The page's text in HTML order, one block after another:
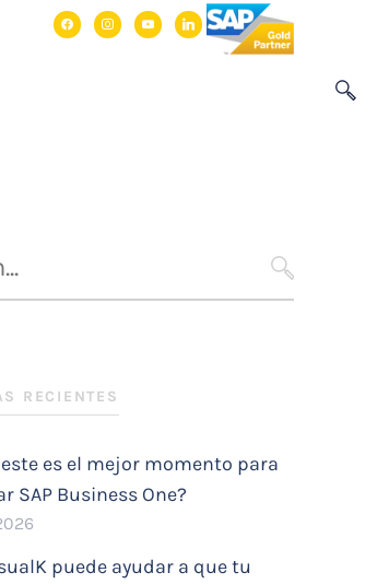
facebookinstagram
youtubelinkedin
SEARCH
RECIENTES
es el mejor momento para
SAP Business One?
puede ayudar a que tu